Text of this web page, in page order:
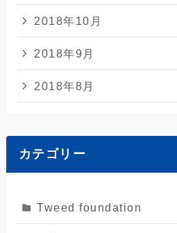
2018年10月
2018年9月
2018年8月
カテゴリー
Tweed foundation